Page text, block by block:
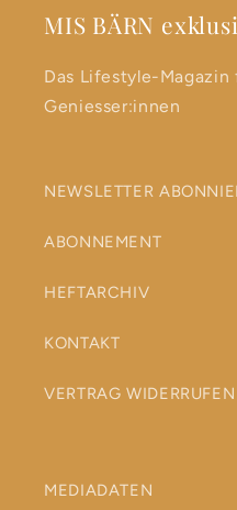
MIS BÄRN
Das Lifestyle-
Geniesser:innen
NEWSLETTER
ABONNEMENT
HEFTARCHIV
KONTAKT
VERTRAG WIDERRUFEN
MEDIADATEN